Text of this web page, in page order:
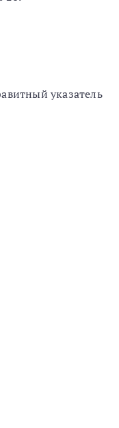
указатель